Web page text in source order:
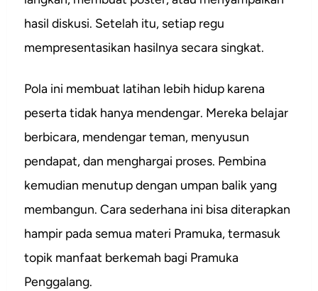
hasil diskusi. Setelah itu, setiap regu
mempresentasikan hasilnya secara singkat.
Pola ini membuat latihan lebih hidup karena
peserta tidak hanya mendengar. Mereka belajar
berbicara, mendengar teman, menyusun
pendapat, dan menghargai proses. Pembina
kemudian menutup dengan umpan balik yang
membangun. Cara sederhana ini bisa diterapkan
hampir pada semua materi Pramuka, termasuk
topik manfaat berkemah bagi Pramuka
Penggalang.